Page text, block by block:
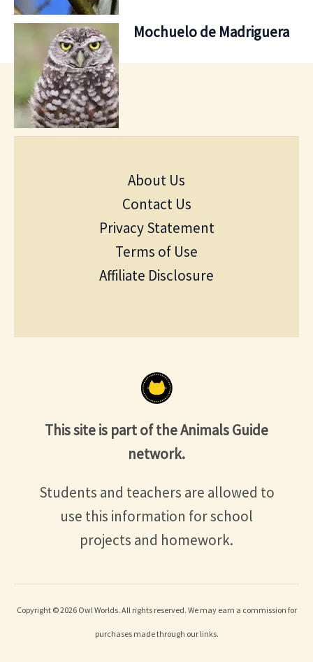
Mochuelo de Madriguera
About Us
Contact Us
Privacy Statement
Terms of Use
Affiliate Disclosure
This site is part of the Animals Guide
network.
Students and teachers are allowed to
use this information for school
projects and homework.
Copyright © 2026 Owl Worlds. All rights reserved. We may earn a commission for
purchases made through our links.